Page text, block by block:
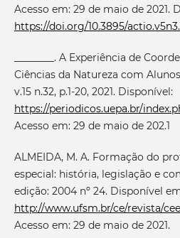
Acesso em: 29 de maio de 2021.
https://doi.org/10.3895/
________. A Experiência de
Ciências da Natureza com
v.15 n.32, p.1-20, 2021. Disponível:
https://periodicos.uepa.br/
Acesso em: 29 de maio de 202.1
ALMEIDA, M. A. Formação do
especial: história, legislação e
edição: 2004 nº 24. Disponível
http://www.ufsm.br/ce/revista/
Acesso em: 29 de maio de 2021.